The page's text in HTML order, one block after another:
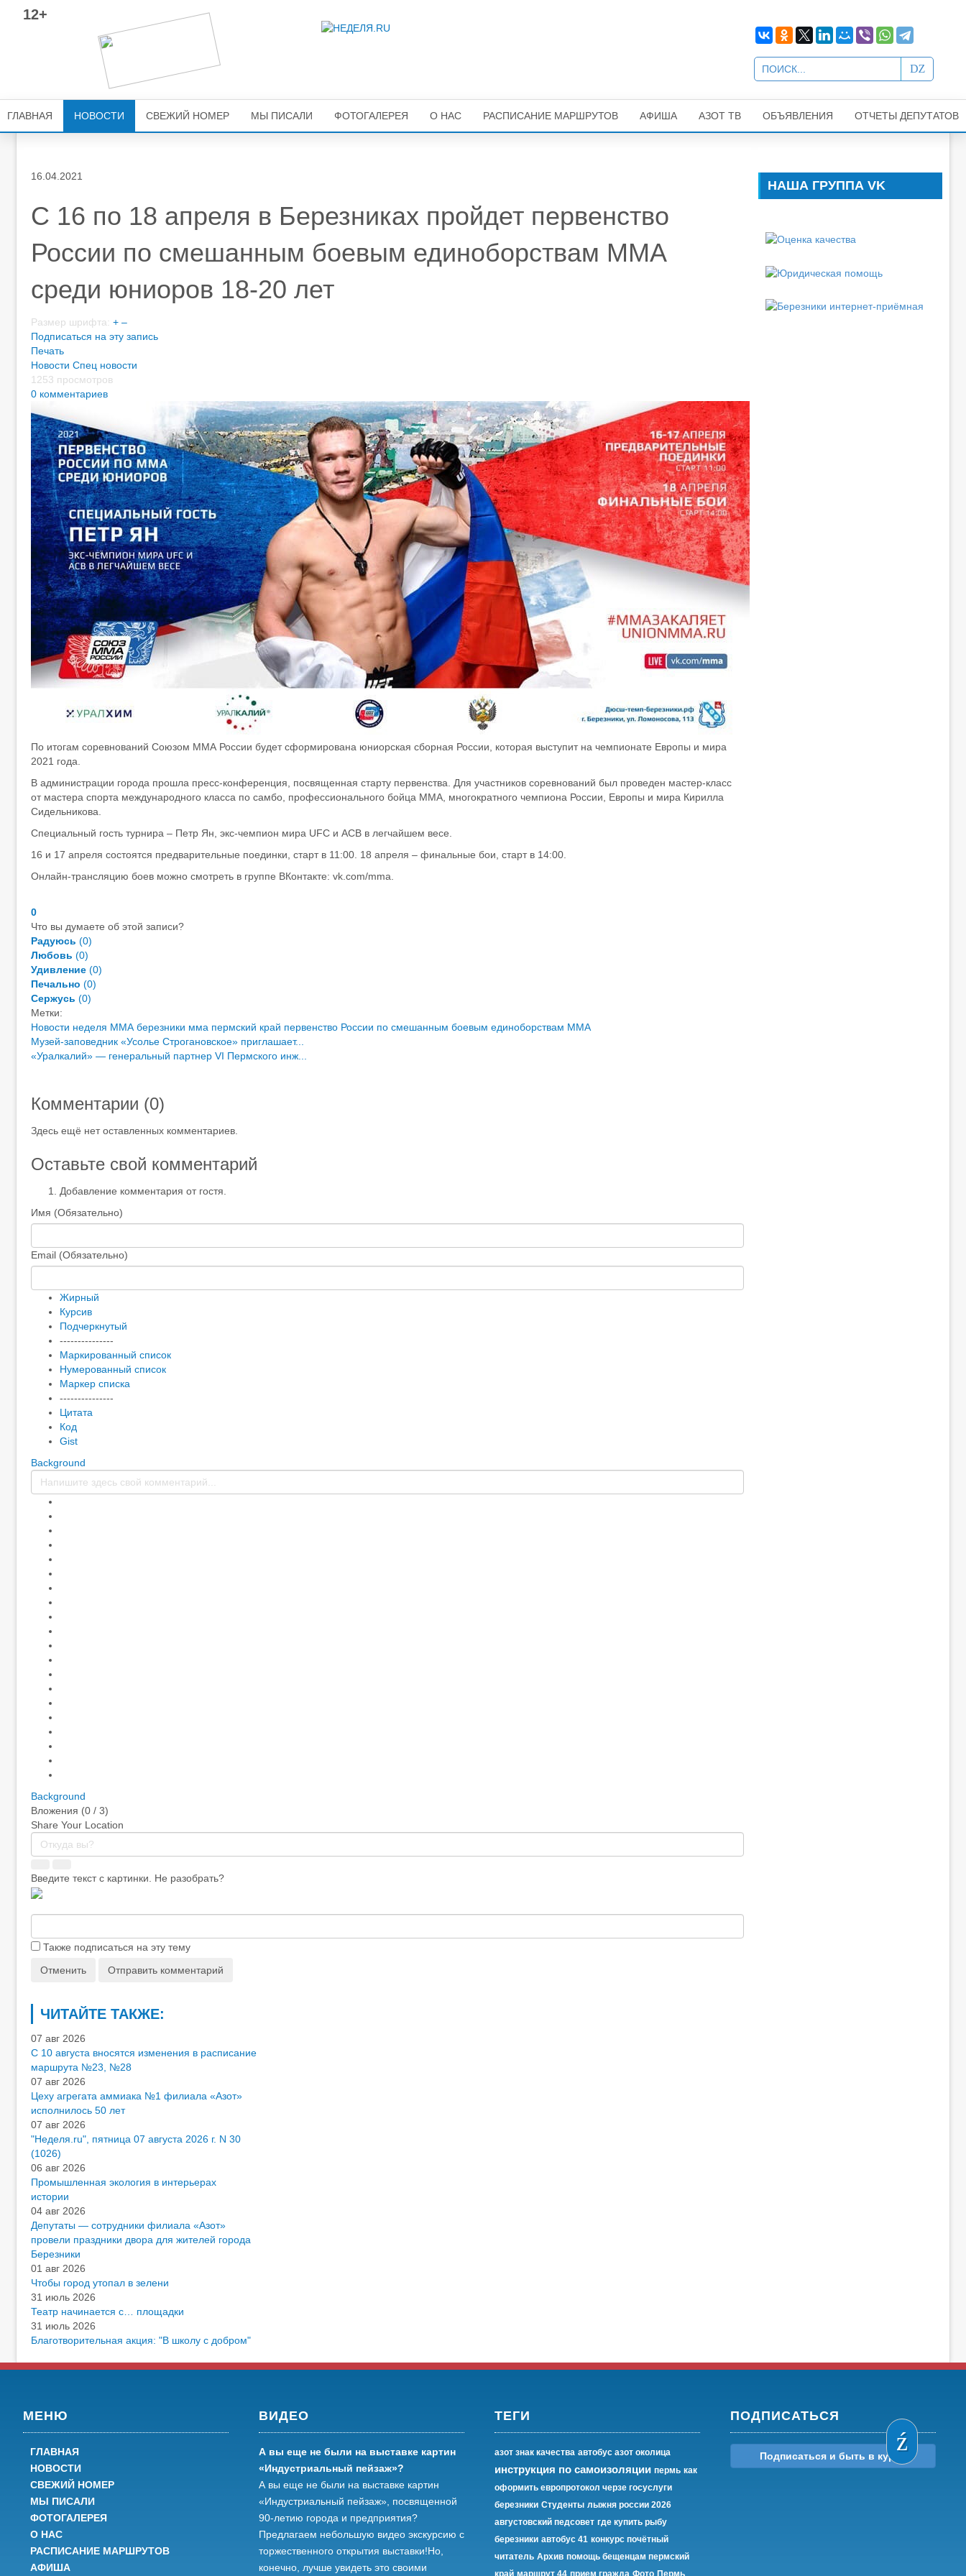
12+
ГЛАВНАЯ НОВОСТИ СВЕЖИЙ НОМЕР МЫ ПИСАЛИ ФОТОГАЛЕРЕЯ О НАС РАСПИСАНИЕ МАРШРУТОВ АФИША АЗОТ ТВ ОБЪЯВЛЕНИЯ ОТЧЕТЫ ДЕПУТАТОВ
16.04.2021
С 16 по 18 апреля в Березниках пройдет первенство
России по смешанным боевым единоборствам ММА
среди юниоров 18-20 лет
Размер шрифта: + –
Подписаться на эту запись
Печать
Новости Спец новости
1253 просмотров
0 комментариев
По итогам соревнований Союзом ММА России будет сформирована юниорская сборная России, которая выступит на чемпионате Европы и мира
2021 года.
В администрации города прошла пресс-конференция, посвященная старту первенства. Для участников соревнований был проведен мастер-класс
от мастера спорта международного класса по самбо, профессионального бойца ММА, многократного чемпиона России, Европы и мира Кирилла
Сидельникова.
Специальный гость турнира – Петр Ян, экс-чемпион мира UFC и ACB в легчайшем весе.
16 и 17 апреля состоятся предварительные поединки, старт в 11:00. 18 апреля – финальные бои, старт в 14:00.
Онлайн-трансляцию боев можно смотреть в группе ВКонтакте: vk.com/mma.
0
Что вы думаете об этой записи?
Радуюсь (0)
Любовь (0)
Удивление (0)
Печально (0)
Сержусь (0)
Метки:
Новости неделя ММА березники мма пермский край первенство России по смешанным боевым единоборствам ММА
Музей-заповедник «Усолье Строгановское» приглашает...
«Уралкалий» — генеральный партнер VI Пермского инж...
Комментарии (0)
Здесь ещё нет оставленных комментариев.
Оставьте свой комментарий
Добавление комментария от гостя.
Имя (Обязательно)
Email (Обязательно)
Жирный
Курсив
Подчеркнутый
---------------
Маркированный список
Нумерованный список
Маркер списка
---------------
Цитата
Код
Gist
Background
Background
Вложения (0 / 3)
Share Your Location
Введите текст с картинки. Не разобрать?
Также подписаться на эту тему
Отменить
Отправить комментарий
НАША ГРУППА VK
ЧИТАЙТЕ ТАКЖЕ:
07 авг 2026
С 10 августа вносятся изменения в расписание
маршрута №23, №28
07 авг 2026
Цеху агрегата аммиака №1 филиала «Азот»
исполнилось 50 лет
07 авг 2026
"Неделя.ru", пятница 07 августа 2026 г. N 30
(1026)
06 авг 2026
Промышленная экология в интерьерах
истории
04 авг 2026
Депутаты — сотрудники филиала «Азот»
провели праздники двора для жителей города
Березники
01 авг 2026
Чтобы город утопал в зелени
31 июль 2026
Театр начинается с… площадки
31 июль 2026
Благотворительная акция: "В школу с добром"
МЕНЮ
ГЛАВНАЯ
НОВОСТИ
СВЕЖИЙ НОМЕР
МЫ ПИСАЛИ
ФОТОГАЛЕРЕЯ
О НАС
РАСПИСАНИЕ МАРШРУТОВ
АФИША
ВИДЕО
А вы еще не были на выставке картин
«Индустриальный пейзаж»?
А вы еще не были на выставке картин
«Индустриальный пейзаж», посвященной
90-летию города и предприятия?
Предлагаем небольшую видео экскурсию с
торжественного открытия выставки!Но,
конечно, лучше увидеть это своими
ТЕГИ
азот знак качества автобус азот околица
инструкция по самоизоляции пермь как
оформить европротокол черзе госуслуги
березники Студенты лыжня россии 2026
августовский педсовет где купить рыбу
березники автобус 41 конкурс почётный
читатель Архив помощь бещенцам пермский
край маршрут 44 прием гражда Фото Пермь
ПОДПИСАТЬСЯ
Подписаться и быть в курсе